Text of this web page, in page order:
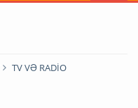
TV VƏ RADİO